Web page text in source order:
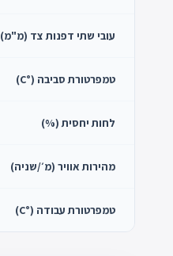
עובי שתי דפנות צד (מ"מ)
טמפרטורת סביבה (°C)
לחות יחסית (%)
מהירות אוויר (מ׳/שניה)
טמפרטורת עבודה (°C)